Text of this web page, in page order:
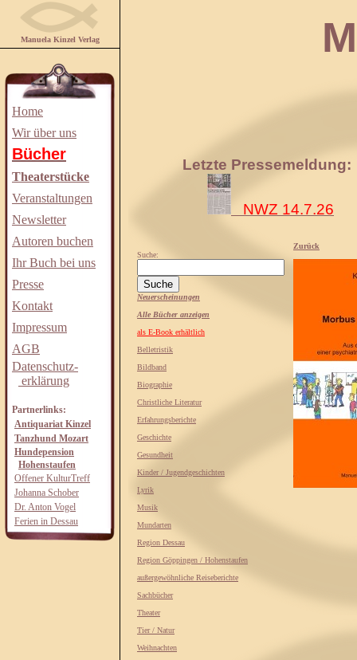
Manuela Kinzel Verlag
Home
Wir über uns
Bücher
Theaterstücke
Veranstaltungen
Newsletter
Autoren buchen
Ihr Buch bei uns
Presse
Kontakt
Impressum
AGB
Datenschutz-
erklärung
Partnerlinks:
Antiquariat Kinzel
Tanzhund Mozart
Hundepension
Hohenstaufen
Offener KulturTreff
Johanna Schober
Dr. Anton Vogel
Ferien in Dessau
Letzte Pressemeldung:
NWZ 14.7.26
Suche:
Neuerscheinungen
Alle Bücher anzeigen
als E-Book erhältlich
Belletristik
Bildband
Biographie
Christliche Literatur
Erfahrungsberichte
Geschichte
Gesundheit
Kinder / Jugendgeschichten
Lyrik
Musik
Mundarten
Region Dessau
Region Göppingen / Hohenstaufen
außergewöhnliche Reiseberichte
Sachbücher
Theater
Tier / Natur
Weihnachten
Zurück